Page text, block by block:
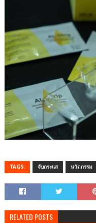
TAGS: จับกระแส นวัตกรรม
RELATED POSTS